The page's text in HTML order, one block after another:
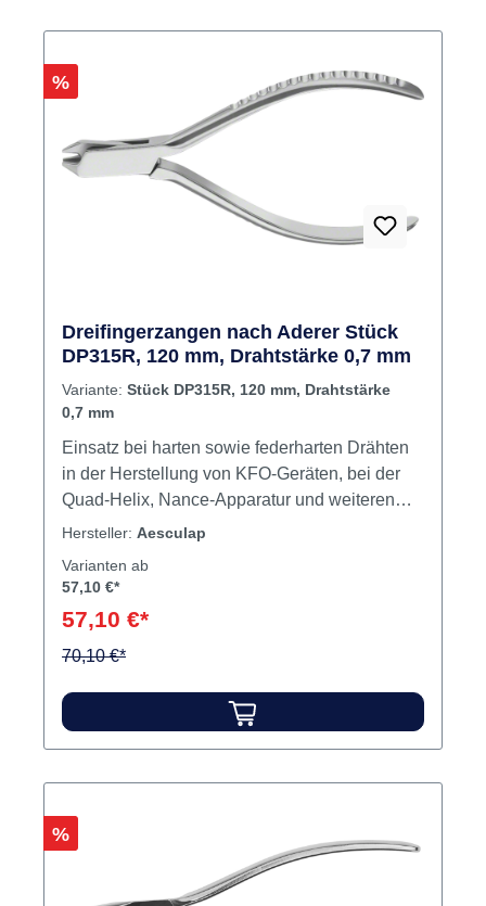
Rabatt
%
Dreifingerzangen nach Aderer Stück
DP315R, 120 mm, Drahtstärke 0,7 mm
Variante: Stück DP315R, 120 mm, Drahtstärke
0,7 mm
Einsatz bei harten sowie federharten Drähten
in der Herstellung von KFO-Geräten, bei der
Quad-Helix, Nance-Apparatur und weiteren
vielzähligen Anwendungen. Maximale
Hersteller: Aesculap
Varianten ab
57,10 €*
57,10 €*
70,10 €*
Rabatt
%